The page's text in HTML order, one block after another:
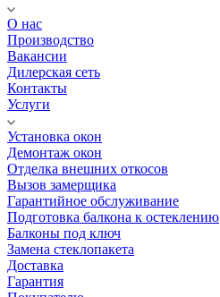
О нас
Производство
Вакансии
Дилерская сеть
Контакты
Услуги
Установка окон
Демонтаж окон
Отделка внешних откосов
Вызов замерщика
Гарантийное обслуживание
Подготовка балкона к остеклению
Балконы под ключ
Замена стеклопакета
Доставка
Гарантия